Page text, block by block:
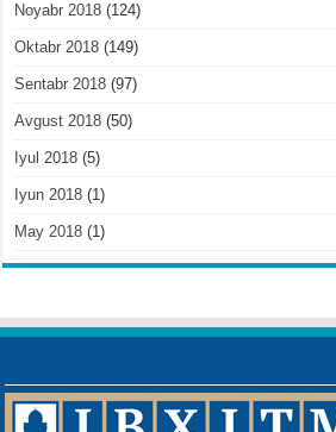
Noyabr 2018 (124)
Oktabr 2018 (149)
Sentabr 2018 (97)
Avgust 2018 (50)
Iyul 2018 (5)
Iyun 2018 (1)
May 2018 (1)